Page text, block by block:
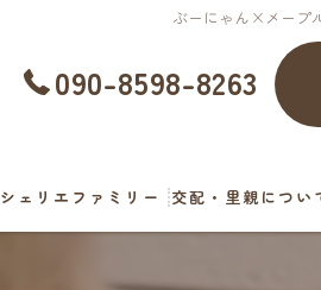
ぶーにゃん×メープ
090-8598-8263
シェリエファミリー 交配・里親につい